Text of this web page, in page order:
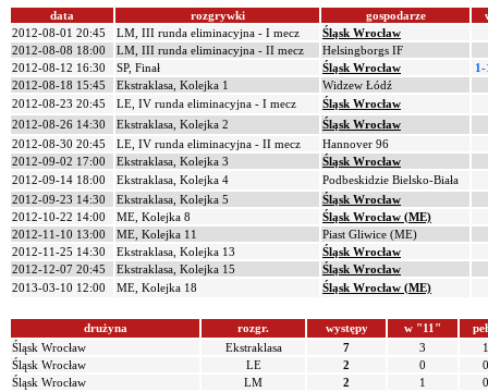
data rozgrywki gospodarze
2012-08-01 20:45
LM, III runda eliminacyjna - I mecz
Śląsk Wrocław
2012-08-08 18:00
LM, III runda eliminacyjna - II mecz
Helsingborgs IF
2012-08-12 16:30
SP, Finał Śląsk Wrocław
2012-08-18 15:45
Ekstraklasa, Kolejka 1
Widzew Łódź
2012-08-23 20:45
LE, IV runda eliminacyjna - I mecz
Śląsk Wrocław
2012-08-26 14:30
Ekstraklasa, Kolejka 2
Śląsk Wrocław
2012-08-30 20:45
LE, IV runda eliminacyjna - II mecz
Hannover 96
2012-09-02 17:00
Ekstraklasa, Kolejka 3
Śląsk Wrocław
2012-09-14 18:00
Ekstraklasa, Kolejka 4
Podbeskidzie Bielsko-Biała
2012-09-23 14:30
Ekstraklasa, Kolejka 5
Śląsk Wrocław
2012-10-22 14:00
ME, Kolejka 8
Śląsk Wrocław (ME)
2012-11-10 13:00
ME, Kolejka 11
Piast Gliwice (ME)
2012-11-25 14:30
Ekstraklasa, Kolejka 13
Śląsk Wrocław
2012-12-07 20:45
Ekstraklasa, Kolejka 15
Śląsk Wrocław
2013-03-10 12:00
ME, Kolejka 18 Śląsk Wrocław (ME)
drużyna rozgr. występy w "11"
Śląsk Wrocław
Ekstraklasa 7 3
1
Śląsk Wrocław
LE 2 0
0
Śląsk Wrocław
LM 2 1
0